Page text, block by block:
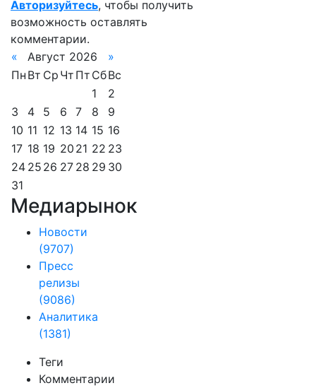
Авторизуйтесь, чтобы получить
возможность оставлять
комментарии.
«
Август 2026
»
Пн Вт Ср Чт Пт СбВс
1
2
3
4 5 6 7 8
9
10 11 12 13 14 15 16
17 18 19 20 21 22 23
24 25 26 27 28 29 30
31
Медиарынок
Новости
(9707)
Пресс
релизы
(9086)
Аналитика
(1381)
Теги
Комментарии